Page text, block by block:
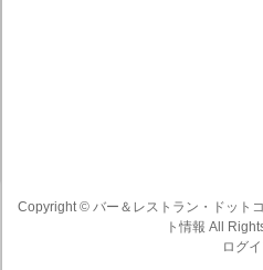
Copyright ©バー＆レストラン・ドット
ト情報 All
ログ